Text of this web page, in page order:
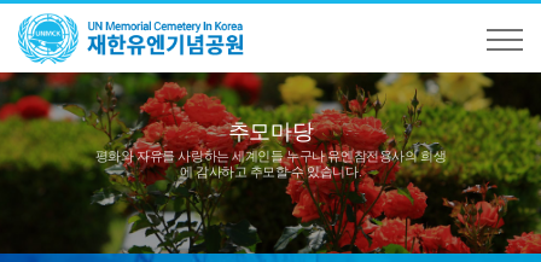
추모마당
평화와 자유를 사랑하는 세계인들 누구나유엔참전용사의 희생
에 감사하고 추모할 수 있습니다.